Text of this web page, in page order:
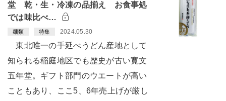
堂 乾・生・冷凍の品揃え お食事処
では味比べ…
麺類 特集 2024.05.30
東北唯一の手延べうどん産地として
知られる稲庭地区でも歴史が古い寛文
五年堂。ギフト部門のウエートが高い
こともあり、ここ5、6年売上げが厳し